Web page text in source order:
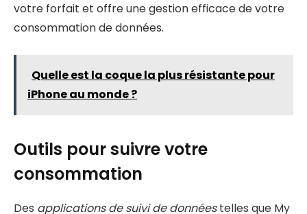
votre forfait et offre une gestion efficace de votre
consommation de données.
Quelle est la coque la plus résistante pour
iPhone au monde ?
Outils pour suivre votre
consommation
Des applications de suivi de donnéestelles que My